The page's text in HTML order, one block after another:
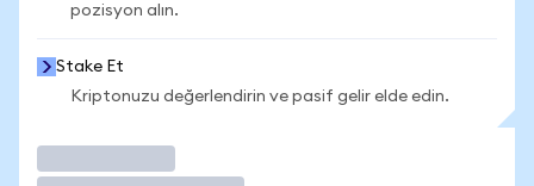
pozisyon alın.
Stake Et
Kriptonuzu değerlendirin ve pasif gelir elde edin.